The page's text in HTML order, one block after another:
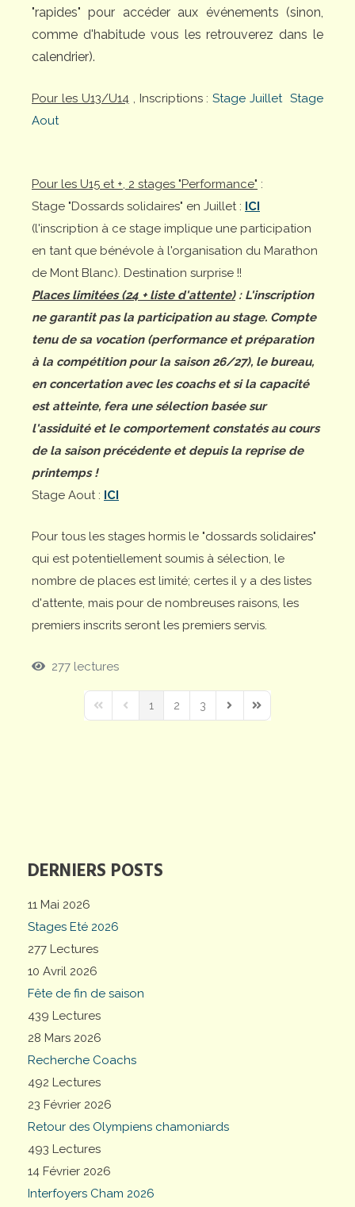
DERNIERS POSTS
11 Mai 2026
Stages Eté 2026
277 Lectures
10 Avril 2026
Fête de fin de saison
439 Lectures
28 Mars 2026
Recherche Coachs
492 Lectures
23 Février 2026
Retour des Olympiens chamoniards
493 Lectures
14 Février 2026
Interfoyers Cham 2026
"rapides" pour accéder aux événements (sinon,
comme d'habitude vous les retrouverez dans le
calendrier).
Pour les U13/U14, Inscriptions :Stage Juillet Stage
Aout
Pour les U15 et +, 2 stages "Performance" :
Stage "Dossards solidaires" en Juillet : ICI
(l'inscription à ce stage implique une participation
en tant que bénévole à l'organisation du Marathon
de Mont Blanc). Destination surprise !!
Places limitées (24 + liste d'attente): L'inscription
ne garantit pas la participation au stage. Compte
tenu de sa vocation (performance et préparation
à la compétition pour la saison 26/27), le bureau,
en concertation avec les coachs et si la capacité
est atteinte, fera une sélection basée sur
l'assiduité et le comportement constatés au cours
de la saison précédente et depuis la reprise de
printemps !
Stage Aout : ICI
Pour tous les stages hormis le "dossards solidaires"
qui est potentiellement soumis à sélection, le
nombre de places est limité; certes il y a des listes
d'attente, mais pour de nombreuses raisons, les
premiers inscrits seront les premiers servis.
277 lectures
First PagePrevious Page
1 2 3
Next PageLast Page